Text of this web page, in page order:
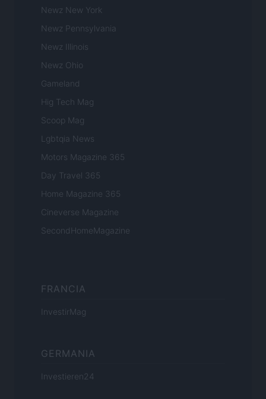
Newz New York
Newz Pennsylvania
Newz Illinois
Newz Ohio
Gameland
Hig Tech Mag
Scoop Mag
Lgbtqia News
Motors Magazine 365
Day Travel 365
Home Magazine 365
Cineverse Magazine
SecondHomeMagazine
FRANCIA
InvestirMag
GERMANIA
Investieren24